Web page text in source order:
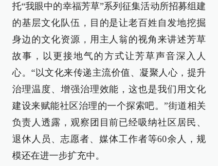
托“我眼中的幸福芳草”系列征集活动所招募组建
的基层文化队伍，目的是让老百姓自发地挖掘
身边的文化资源，用主人翁的视角来讲述芳草
故事，以更接地气的方式让芳草声音深入人
心。“以文化来传递主流价值、凝聚人心，提升
治理温度、增强治理效能，这也是我们用文化
建设来赋能社区治理的一个探索吧。”街道相关
负责人透露，观察团目前已经吸纳社区居民、
退休人员、志愿者、媒体工作者等60余人，规
模还在进一步扩充中。